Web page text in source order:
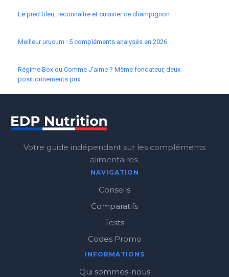
Le pied bleu, reconnaître et cuisiner ce champignon
Meilleur urucum : 5 compléments analysés en 2026
Régime Box ou Comme J’aime ? Même fondateur, deux
positionnements prix
Votre guide indépendant sur les compléments
alimentaires.
NAVIGATION
Conseils
Comparatifs
Tests
Codes Promo
INFORMATIONS
Qui sommes-nous